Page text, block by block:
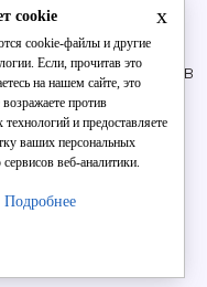
которые нуждаются в
будут
тех детских садов,
время, в
городского
x
cookie
cookie-файлы и другие
Если, прочитав это
на нашем сайте, это
против
технологий и предоставляете
ваших персональных
веб-аналитики.
Подробнее